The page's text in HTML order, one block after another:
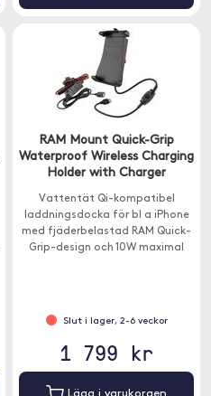
RAM Mount Quick-Grip
Waterproof Wireless Charging
Holder with Charger
Vattentät Qi-kompatibel
laddningsdocka för bl a iPhone
med fjäderbelastad RAM Quick-
Grip-design och 10W maximal
Slut i lager, 2-6 veckor
1 799 kr